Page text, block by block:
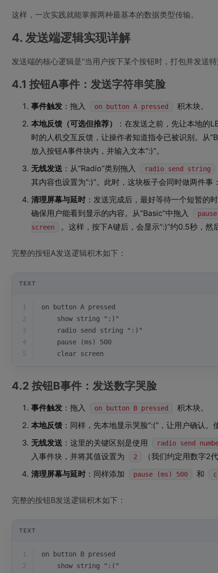
这样，一次实践就能掌握两种最基本的数据类型传输。
4. 发送端逻辑实现详解
发送端的核心逻辑是“当用户按下某个按钮时，打包并发送
4.1 按钮A事件：发送字符串笑脸
事件触发 ：拖入 on button A pressed
积木块。
本地反馈（可选但推荐）
：在发送之前，先让本地的
时的人机交互反馈，让操作者知道指令已被识别。从
放入按钮A事件块内，并输入文本“:)”。
无线发送 ：从“Radio”类别拖入 radio send string
其内容也设置为“:)”。此时，这块板子会同时做两件事
清理屏幕与延时 ：发送完成后，最好等待一个短暂的
确保用户能看到显示的内容。从“Basic”中拖入
screen
。这样，按下A键后，会显示“:)”约0.5秒，然
完整的按钮A发送逻辑积木如下：
TEXT
1
on button A pressed
2
    show string ":)"
3
    radio send string ":)"
4
    pause (ms) 500
5
    clear screen
4.2 按钮B事件：发送数字哭脸
事件触发 ：拖入 on button B pressed
积木块。
本地反馈 ：同样，先本地显示哭脸“:(”，让用户确认。
无线发送 ：这里的关键区别是使用 radio send
入事件块，并将其值设置为 2
（我们约定用数字2
清理屏幕与延时 ：同样添加 pause (ms) 500 和
完整的按钮B发送逻辑积木如下：
TEXT
1
on button B pressed
2
    show string ":("